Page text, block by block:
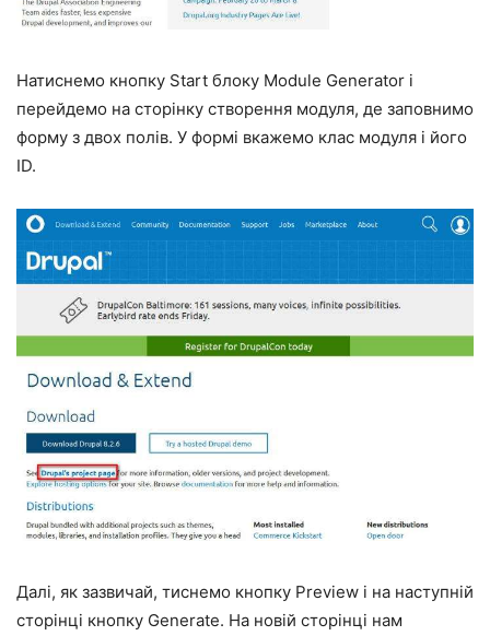
Натиснемо кнопку Start блоку Module Generator і
перейдемо на сторінку створення модуля, де заповнимо
форму з двох полів. У формі вкажемо клас модуля і його
ID.
Далі, як зазвичай, тиснемо кнопку Preview і на наступній
сторінці кнопку Generate. На новій сторінці нам